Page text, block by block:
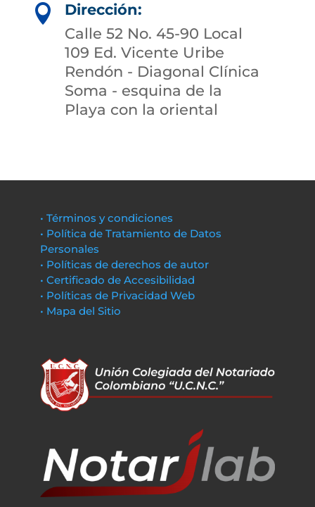

Dirección:
Calle 52 No. 45-90 Local
109 Ed. Vicente Uribe
Rendón - Diagonal Clínica
Soma - esquina de la
Playa con la oriental
• Términos y condiciones
• Política de Tratamiento de Datos
Personales
• Políticas de derechos de autor
• Certificado de Accesibilidad
• Políticas de Privacidad Web
• Mapa del Sitio